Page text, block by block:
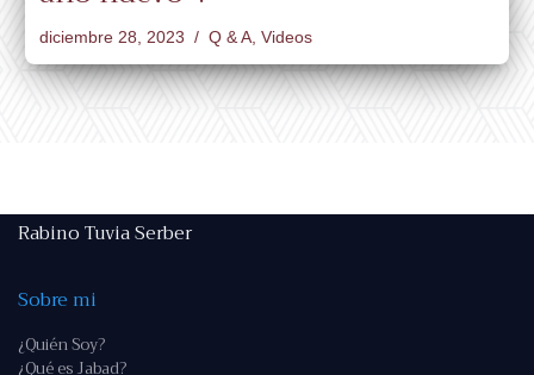
diciembre 28, 2023 Q & A Videos
Rabino Tuvia Serber
Sobre mi
¿Quién Soy?
¿Qué es Jabad?